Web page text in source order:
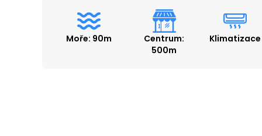
Moře: 90m
Centrum:
500m
Klimatizace